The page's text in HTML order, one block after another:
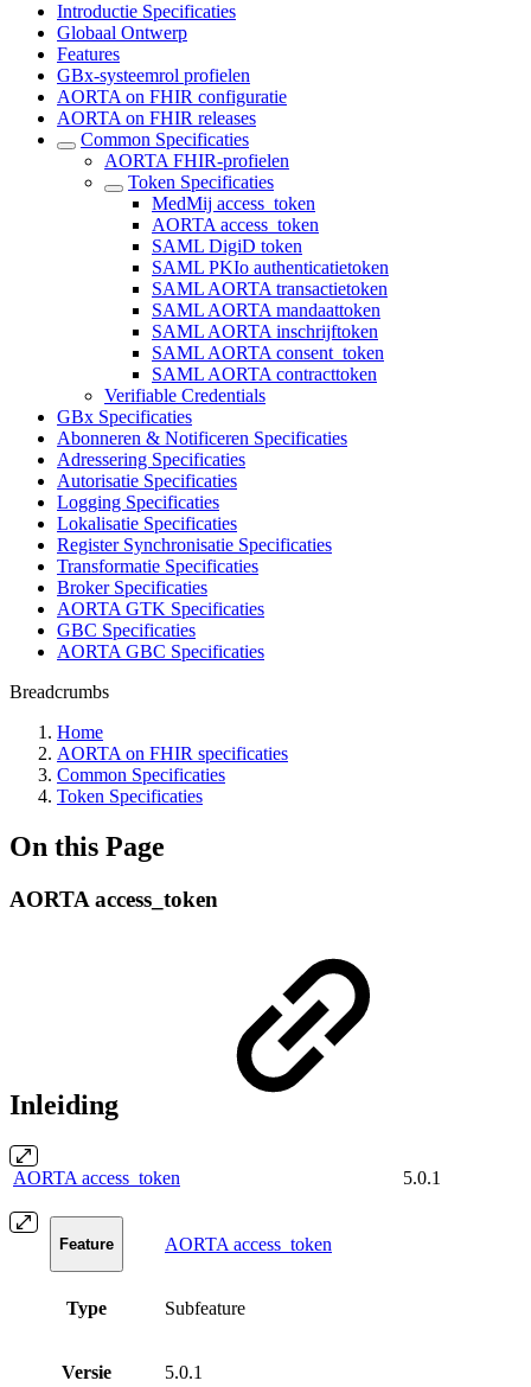
Introductie Specificaties
Globaal Ontwerp
Features
GBx-systeemrol profielen
AORTA on FHIR configuratie
AORTA on FHIR releases
Common Specificaties
AORTA FHIR-profielen
Token Specificaties
MedMij access_token
AORTA access_token
SAML DigiD token
SAML PKIo authenticatietoken
SAML AORTA transactietoken
SAML AORTA mandaattoken
SAML AORTA inschrijftoken
SAML AORTA consent_token
SAML AORTA contracttoken
Verifiable Credentials
GBx Specificaties
Abonneren & Notificeren Specificaties
Adressering Specificaties
Autorisatie Specificaties
Logging Specificaties
Lokalisatie Specificaties
Register Synchronisatie Specificaties
Transformatie Specificaties
Broker Specificaties
AORTA GTK Specificaties
GBC Specificaties
AORTA GBC Specificaties
Breadcrumbs
Home
AORTA on FHIR specificaties
Common Specificaties
Token Specificaties
On this Page
AORTA access_token
Inleiding
AORTA access_token 5.0.1
Feature AORTA access_token
Type Subfeature
Versie 5.0.1